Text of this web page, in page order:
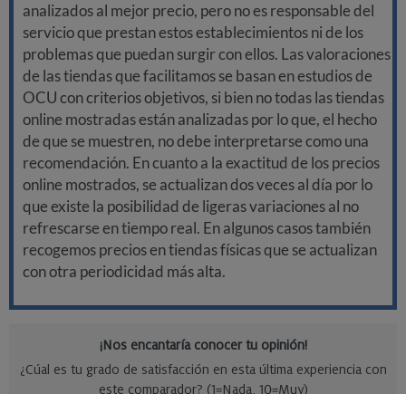
analizados al mejor precio, pero no es responsable del
servicio que prestan estos establecimientos ni de los
problemas que puedan surgir con ellos. Las valoraciones
de las tiendas que facilitamos se basan en estudios de
OCU con criterios objetivos, si bien no todas las tiendas
online mostradas están analizadas por lo que, el hecho
de que se muestren, no debe interpretarse como una
recomendación. En cuanto a la exactitud de los precios
online mostrados, se actualizan dos veces al día por lo
que existe la posibilidad de ligeras variaciones al no
refrescarse en tiempo real. En algunos casos también
recogemos precios en tiendas físicas que se actualizan
con otra periodicidad más alta.